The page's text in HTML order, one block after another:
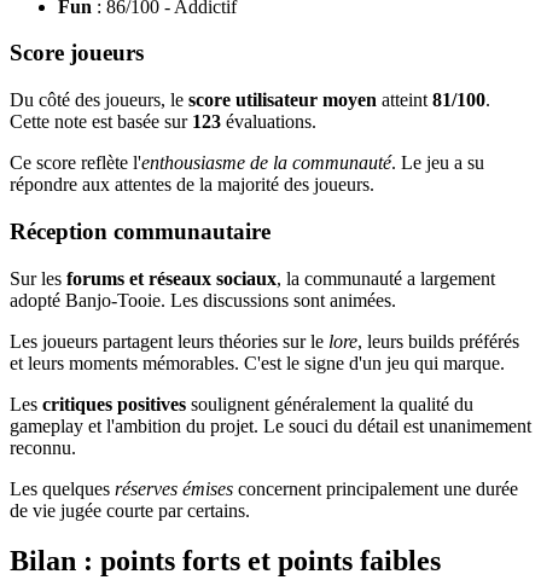
Fun : 86/100 - Addictif
Score joueurs
Du côté des joueurs, le score utilisateur moyen atteint 81/100.
Cette note est basée sur 123 évaluations.
Ce score reflète l'enthousiasme de la communauté. Le jeu a su
répondre aux attentes de la majorité des joueurs.
Réception communautaire
Sur les forums et réseaux sociaux, la communauté a largement
adopté Banjo-Tooie. Les discussions sont animées.
Les joueurs partagent leurs théories sur le lore, leurs builds préférés
et leurs moments mémorables. C'est le signe d'un jeu qui marque.
Les critiques positives soulignent généralement la qualité du
gameplay et l'ambition du projet. Le souci du détail est unanimement
reconnu.
Les quelques réserves émises concernent principalement une durée
de vie jugée courte par certains.
Bilan : points forts et points faibles